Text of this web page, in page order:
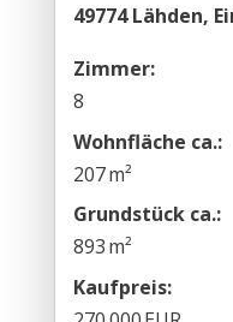
49774 Lähden,
Zimmer:
8
Wohnfläche ca.:
207 m²
Grund­stück ca.:
893 m²
Kaufpreis: